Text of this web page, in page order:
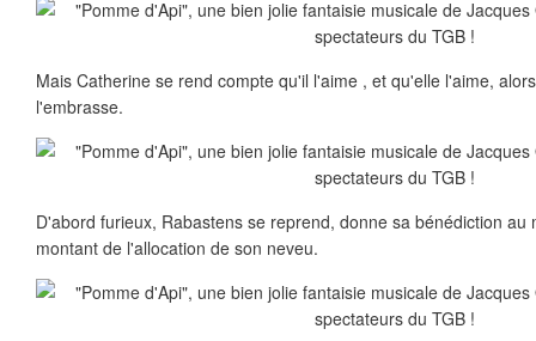
Mais Catherine se rend compte qu'il l'aime , et qu'elle l'aime,
l'embrasse.
D'abord furieux, Rabastens se reprend, donne sa bénédiction au
montant de l'allocation de son neveu.